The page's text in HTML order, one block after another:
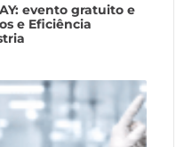
evento gratuito e
e Eficiência